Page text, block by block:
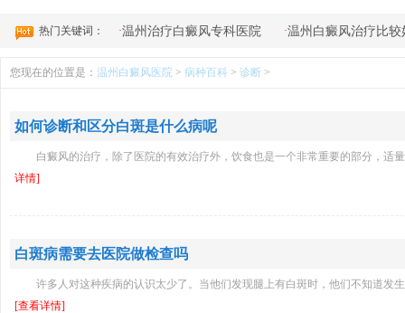
热门关键词： ·温州治疗白癜风专科医院 ·温州白癜风治疗比较
您现在的位置是： 温州白癜风医院 > 病种百科 > 诊断 >
如何诊断和区分白斑是什么病呢
白癜风的治疗，除了医院的有效治疗外，饮食也是一个非常重要的部分，适
详情]
白斑病需要去医院做检查吗
许多人对这种疾病的认识太少了。当他们发现腿上有白斑时，他们不知道发
[查看详情]